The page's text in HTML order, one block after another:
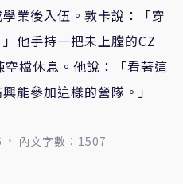
業後入伍。敦卡說：「穿
他手持一把未上膛的CZ
檔休息。他說：「看著這
能參加這樣的營隊。」
內文字數：1507